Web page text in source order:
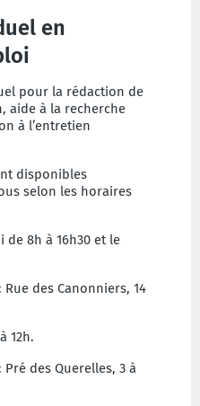
en
pour la rédaction de
aide à la recherche
à l’entretien
disponibles
selon les horaires
8h à 16h30 et le
Rue des Canonniers, 14
12h.
Pré des Querelles, 3 à